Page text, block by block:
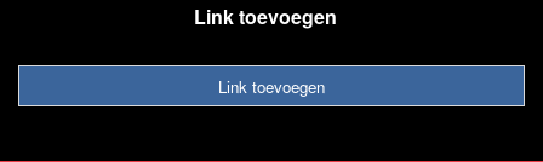
Link toevoegen
Link toevoegen